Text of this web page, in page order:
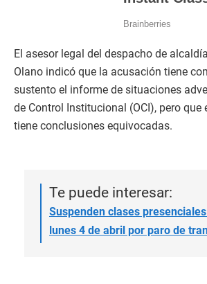
El asesor legal del despacho de
Olano indicó que la acusación tiene
sustento el informe de situaciones
de Control Institucional (OCI), pero que
tiene conclusiones equivocadas.
Te puede interesar:
Suspenden clases
lunes 4 de abril por paro de